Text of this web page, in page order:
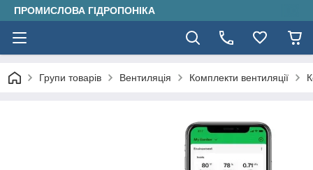
ПРОМИСЛОВА ГІДРОПОНІКА
Групи товарів Вентиляція Комплекти вентиляції